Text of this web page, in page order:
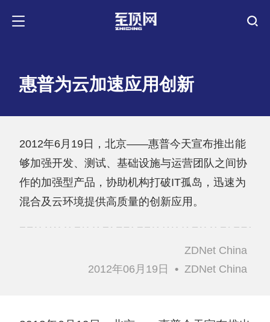
惠普为云加速应用创新
2012年6月19日，北京——惠普今天宣布推出能
够加强开发、测试、基础设施与运营团队之间协
作的加强型产品，协助机构打破IT孤岛，迅速为
混合及云环境提供高质量的创新应用。
ZDNet China
2012年06月19日
• ZDNet China